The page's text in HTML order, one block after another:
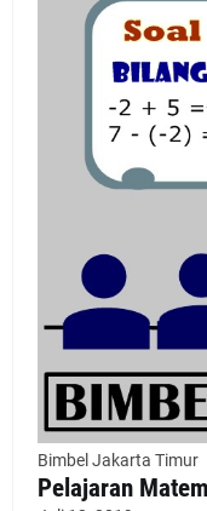
Bimbel Jakarta Timur
Pelajaran